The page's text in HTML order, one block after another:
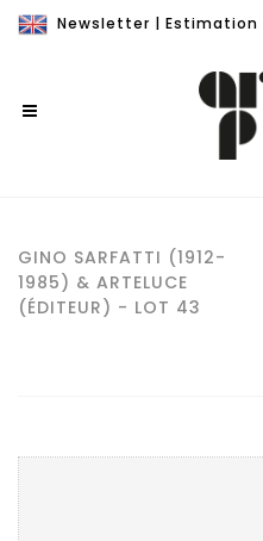
Newsletter | Estimation
GINO SARFATTI (1912-
1985) & ARTELUCE
(ÉDITEUR) - LOT 43